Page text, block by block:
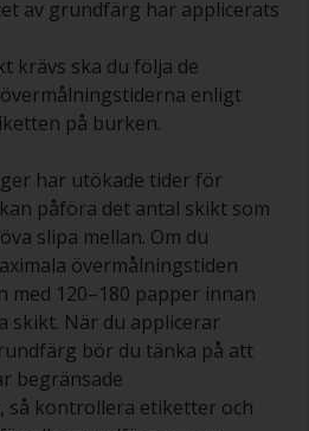
av grundfärg har applicerats
krävs ska du följa de
enligt
på burken.
har utökade tider för
påföra det antal skikt som
slipa mellan. Om du
övermålningstiden
med 120–180 papper innan
skikt. När du applicerar
bör du tänka på att
begränsade
så kontrollera etiketter och